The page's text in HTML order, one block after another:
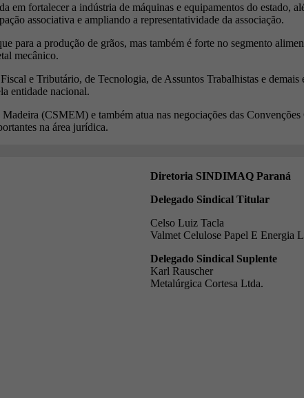
fortalecer a indústria de máquinas e equipamentos do estado,
associativa e ampliando a representatividade da associação.
para a produção de grãos, mas também é forte no segmento
mecânico.
e Tributário, de Tecnologia, de Assuntos Trabalhistas e
entidade nacional.
(CSMEM) e também atua nas negociações das
na área jurídica.
Diretoria SINDIMAQ Paraná
Delegado Sindical Titular
Celso Luiz Tacla
Valmet Celulose Papel E Energia
Delegado Sindical Suplente
Karl Rauscher
Metalúrgica Cortesa Ltda.